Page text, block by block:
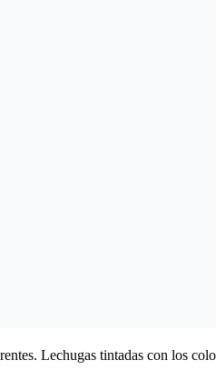
Lechugas tintadas con los